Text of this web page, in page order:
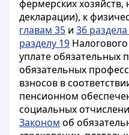
фермерских
декларации), к
главам 35 и 36
разделу 19
уплате обязательных
обязательных
взносов в
пенсионном
социальных
Законом об